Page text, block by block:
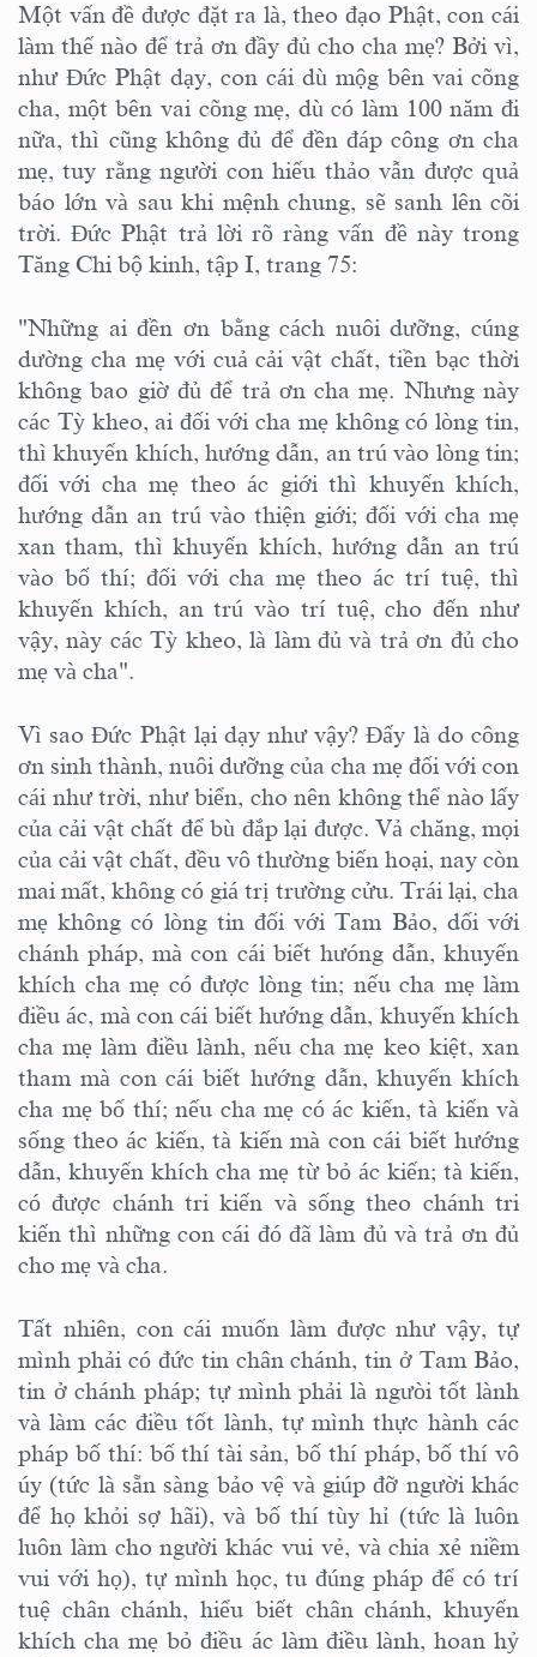
Một vấn đề được đặt ra là, theo đạo Phật, con cái
làm thế nào để trả ơn đầy đủ cho cha mẹ? Bởi vì,
như Đức Phật dạy, con cái dù mộg bên vai cõng
cha, một bên vai cõng mẹ, dù có làm 100 năm đi
nữa, thì cũng không đủ để đền đáp công ơn cha
mẹ, tuy rằng người con hiếu thảo vẫn được quả
báo lớn và sau khi mệnh chung, sẽ sanh lên cõi
trời. Đức Phật trả lời rõ ràng vấn đề này trong
Tăng Chi bộ kinh, tập I, trang 75:
"Những ai đền ơn bằng cách nuôi dưỡng, cúng
dường cha mẹ với cuả cải vật chất, tiền bạc thời
không bao giờ đủ để trả ơn cha mẹ. Nhưng này
các Tỳ kheo, ai đối với cha mẹ không có lòng tin,
thì khuyến khích, hướng dẫn, an trú vào lòng tin;
đối với cha mẹ theo ác giới thì khuyến khích,
hướng dẫn an trú vào thiện giới; đối với cha mẹ
xan tham, thì khuyến khích, hướng dẫn an trú
vào bố thí; đối với cha mẹ theo ác trí tuệ, thì
khuyến khích, an trú vào trí tuệ, cho đến như
vậy, này các Tỳ kheo, là làm đủ và trả ơn đủ cho
mẹ và cha".
Vì sao Đức Phật lại dạy như vậy? Đấy là do công
ơn sinh thành, nuôi dưỡng của cha mẹ đối với con
cái như trời, như biển, cho nên không thể nào lấy
của cải vật chất để bù đắp lại được. Vả chăng, mọi
của cải vật chất, đều vô thường biến hoại, nay còn
mai mất, không có giá trị trường cửu. Trái lại, cha
mẹ không có lòng tin đối với Tam Bảo, dối với
chánh pháp, mà con cái biết hưóng dẫn, khuyến
khích cha mẹ có được lòng tin; nếu cha mẹ làm
điều ác, mà con cái biết hướng dẫn, khuyến khích
cha mẹ làm điều lành, nếu cha mẹ keo kiệt, xan
tham mà con cái biết hướng dẫn, khuyến khích
cha mẹ bố thí; nếu cha mẹ có ác kiến, tà kiến và
sống theo ác kiến, tà kiến mà con cái biết hướng
dẫn, khuyến khích cha mẹ từ bỏ ác kiến; tà kiến,
có được chánh tri kiến và sống theo chánh tri
kiến thì những con cái đó đã làm đủ và trả ơn đủ
cho mẹ và cha.
Tất nhiên, con cái muốn làm được như vậy, tự
mình phải có đức tin chân chánh, tin ở Tam Bảo,
tin ở chánh pháp; tự mình phải là ngưòi tốt lành
và làm các điều tốt lành, tự mình thực hành các
pháp bố thí: bố thí tài sản, bố thí pháp, bố thí vô
úy (tức là sẵn sàng bảo vệ và giúp đỡ người khác
để họ khỏi sợ hãi), và bố thí tùy hỉ (tức là luôn
luôn làm cho người khác vui vẻ, và chia xẻ niềm
vui với họ), tự mình học, tu đúng pháp để có trí
tuệ chân chánh, hiểu biết chân chánh, khuyến
khích cha mẹ bỏ điều ác làm điều lành, hoan hỷ